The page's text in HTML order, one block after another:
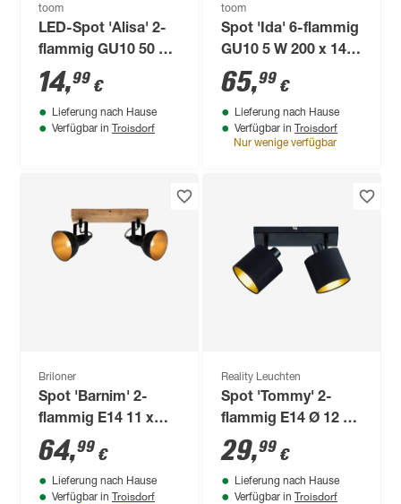
toom
LED-Spot 'Alisa' 2-
flammig GU10 50 W
25,5 x 10 cm
14,99 €
Lieferung nach Hause
Verfügbar in Troisdorf
toom
Spot 'Ida' 6-flammig
GU10 5 W 200 x 14,5
cm
65,99 €
Lieferung nach Hause
Verfügbar in Troisdorf
Nur wenige verfügbar
Briloner
Spot 'Barnim' 2-
flammig E14 11 x
15,7 x 28 cm
64,99 €
Lieferung nach Hause
Verfügbar in Troisdorf
Reality Leuchten
Spot 'Tommy' 2-
flammig E14 Ø 12 x
28 x 19 x 17,6 cm
29,99 €
Lieferung nach Hause
Verfügbar in Troisdorf